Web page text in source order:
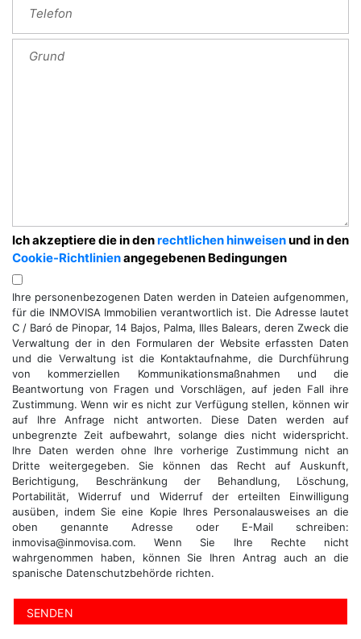
Ich akzeptiere die in denrechtlichen hinweisenund in den
Cookie-Richtlinienangegebenen Bedingungen
Ihre personenbezogenen Daten werden in Dateien aufgenommen,
für die INMOVISA Immobilien verantwortlich ist. Die Adresse lautet
C / Baró de Pinopar, 14 Bajos, Palma, Illes Balears, deren Zweck die
Verwaltung der in den Formularen der Website erfassten Daten
und die Verwaltung ist die Kontaktaufnahme, die Durchführung
von kommerziellen Kommunikationsmaßnahmen und die
Beantwortung von Fragen und Vorschlägen, auf jeden Fall ihre
Zustimmung. Wenn wir es nicht zur Verfügung stellen, können wir
auf Ihre Anfrage nicht antworten. Diese Daten werden auf
unbegrenzte Zeit aufbewahrt, solange dies nicht widerspricht.
Ihre Daten werden ohne Ihre vorherige Zustimmung nicht an
Dritte weitergegeben. Sie können das Recht auf Auskunft,
Berichtigung, Beschränkung der Behandlung, Löschung,
Portabilität, Widerruf und Widerruf der erteilten Einwilligung
ausüben, indem Sie eine Kopie Ihres Personalausweises an die
oben genannte Adresse oder E-Mail schreiben:
inmovisa@inmovisa.com. Wenn Sie Ihre Rechte nicht
wahrgenommen haben, können Sie Ihren Antrag auch an die
spanische Datenschutzbehörde richten.